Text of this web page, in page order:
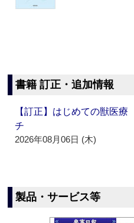
書籍 訂正・追加情報
【訂正】はじめての獣医
チ
2026年08月06日 (木)
製品・サービス等